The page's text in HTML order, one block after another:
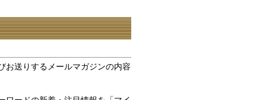
お送りするメールマガジンの内容